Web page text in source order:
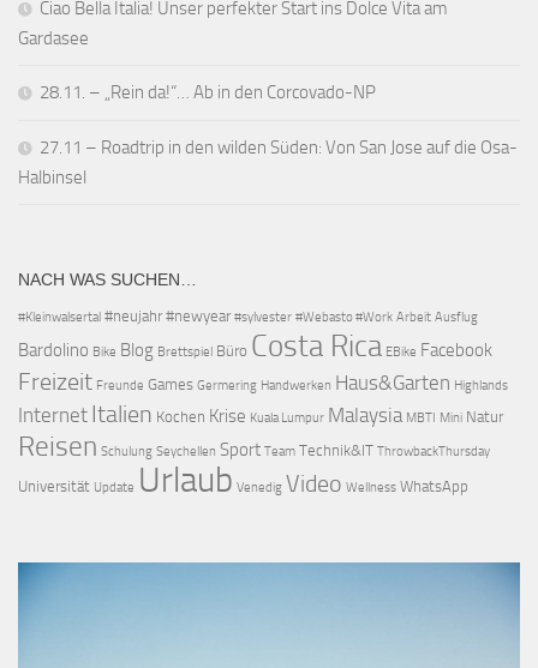
Ciao Bella Italia! Unser perfekter Start ins Dolce Vita am
Gardasee
28.11. – „Rein da!“… Ab in den Corcovado-NP
27.11 – Roadtrip in den wilden Süden: Von San Jose auf die Osa-
Halbinsel
NACH WAS SUCHEN…
#Kleinwalsertal #neujahr #newyear #sylvester #Webasto #Work Arbeit Ausflug
Bardolino Bike Blog Brettspiel Büro Costa Rica EBike Facebook
Freizeit Freunde Games Germering Handwerken Haus&Garten Highlands
Internet Italien Kochen Krise Kuala Lumpur Malaysia MBTI Mini Natur
Reisen Schulung Seychellen Sport Team Technik&IT ThrowbackThursday
Universität Update Urlaub Venedig Video Wellness WhatsApp